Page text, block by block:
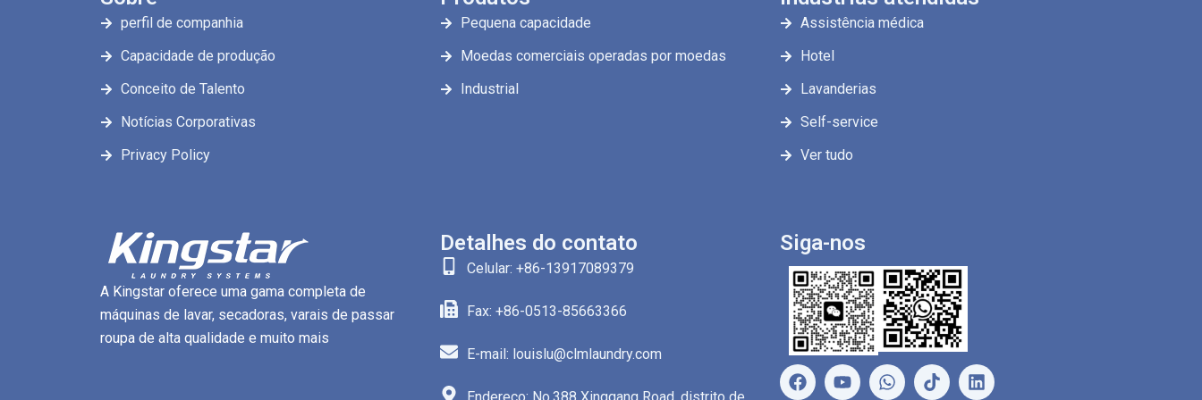
perfil de companhia
Capacidade de produção
Conceito de Talento
Notícias Corporativas
Privacy Policy
Pequena capacidade
Moedas comerciais operadas por moedas
Industrial
Assistência médica
Hotel
Lavanderias
Self-service
Ver tudo
A Kingstar oferece uma gama completa de
máquinas de lavar, secadoras, varais de passar
roupa de alta qualidade e muito mais
Detalhes do contato
Celular: +86-13917089379
Fax: +86-0513-85663366
E-mail: louislu@clmlaundry.com
Siga-nos
F
a
Y
o
W
h
L
i